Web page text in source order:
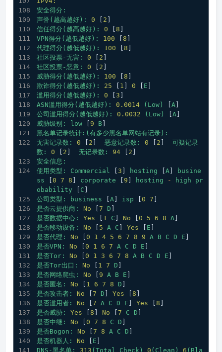
安全得分:
声誉(越高越好):
0 2
信任得分(越高越好):
0 8
VPN得分(越低越好):
100 8
代理得分(越低越好):
100 8
社区投票-无害:
0 2
社区投票-恶意:
0 2
威胁得分(越低越好):
100 8
欺诈得分(越低越好):
25 1 0 E
滥用得分(越低越好):
0 3
ASN滥用得分(越低越好):
0.0014 (Low) A
公司滥用得分(越低越好):
0.0032 (Low) A
威胁级别:
low 9 B
黑名单记录统计:(有多少黑名单网站有记录):
无害记录数:
0 2 恶意记录数: 0 2
可疑记录
数:
0 2 无记录数: 94 2
安全信息:
使用类型:
Commercial 3 hosting A
busine
ss
0 7 8 corporate 9 hosting - high
pr
obability
C
公司类型:
business A isp 0 7
是否云提供商:
No 7 D
是否数据中心:
Yes 1 C No 0 5 6 8 A
是否移动设备:
No 5 A C Yes E
是否代理:
No 0 1 4 5 6 7 8 9 A B C D E
是否VPN:
No 0 1 6 7 A C D E
是否Tor:
No 0 1 3 6 7 8 A B C D E
是否Tor出口:
No 1 7 D
是否网络爬虫:
No 9 A B E
是否匿名:
No 1 6 7 8 D
是否攻击者:
No 7 D Yes 8
是否滥用者:
No 7 A C D E Yes 8
是否威胁:
Yes 8 No 7 C D
是否中继:
No 0 7 8 C D
是否Bogon:
No 7 8 A C D
是否机器人:
No E
DNS-黑名单:
313 (Total_Check) 0 (Clean) 6 (Bla